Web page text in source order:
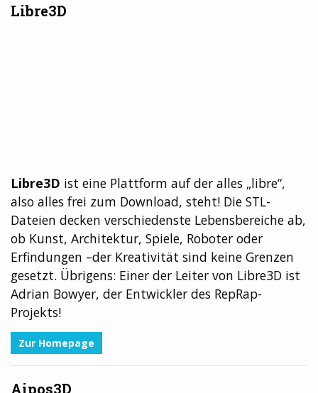
Libre3D
Libre3D ist eine Plattform auf der alles „libre“,
also alles frei zum Download, steht! Die STL-
Dateien decken verschiedenste Lebensbereiche ab,
ob Kunst, Architektur, Spiele, Roboter oder
Erfindungen –der Kreativität sind keine Grenzen
gesetzt. Übrigens: Einer der Leiter von Libre3D ist
Adrian Bowyer, der Entwickler des RepRap-
Projekts!
Zur Homepage
Aipos3D